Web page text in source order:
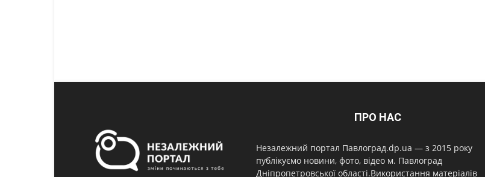
ПРО НАС
Незалежний портал Павлоград.dp.ua — з 2015 року
публікуємо новини, фото, відео м. Павлоград
Дніпропетровської області.Використання матеріалів